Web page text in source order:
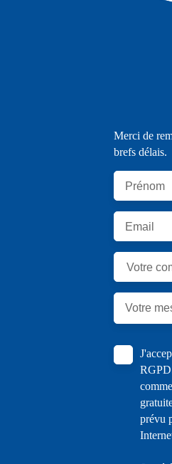
Merci de
brefs délais.
Prénom
Email
Votre
Votre
prévu